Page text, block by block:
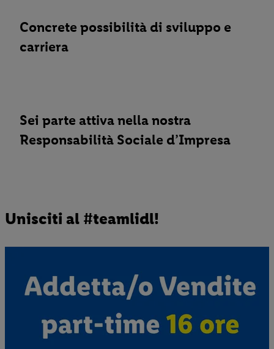
Concrete possibilità di sviluppo e
carriera
Sei parte attiva nella nostra
Responsabilità Sociale d’Impresa
Unisciti al #teamlidl!